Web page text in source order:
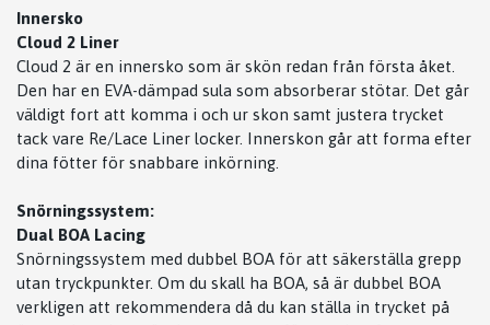
Innersko
Cloud 2 Liner
Cloud 2 är en innersko som är skön redan från första åket.
Den har en EVA-dämpad sula som absorberar stötar. Det går
väldigt fort att komma i och ur skon samt justera trycket
tack vare Re/Lace Liner locker. Innerskon går att forma efter
dina fötter för snabbare inkörning.
Snörningssystem:
Dual BOA Lacing
Snörningssystem med dubbel BOA för att säkerställa grepp
utan tryckpunkter. Om du skall ha BOA, så är dubbel BOA
verkligen att rekommendera då du kan ställa in trycket på